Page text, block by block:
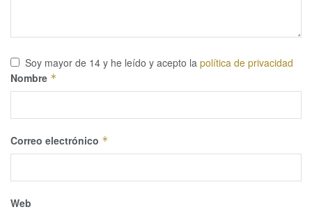
Soy mayor de 14 y he leído y acepto la política de privacidad
Nombre *
Correo electrónico *
Web